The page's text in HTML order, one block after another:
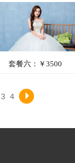
套餐六：￥3500
3 4